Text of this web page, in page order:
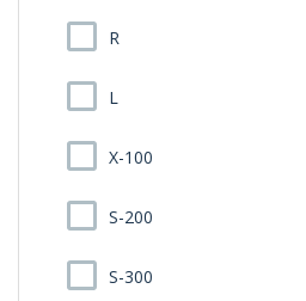
R
L
X-100
S-200
S-300